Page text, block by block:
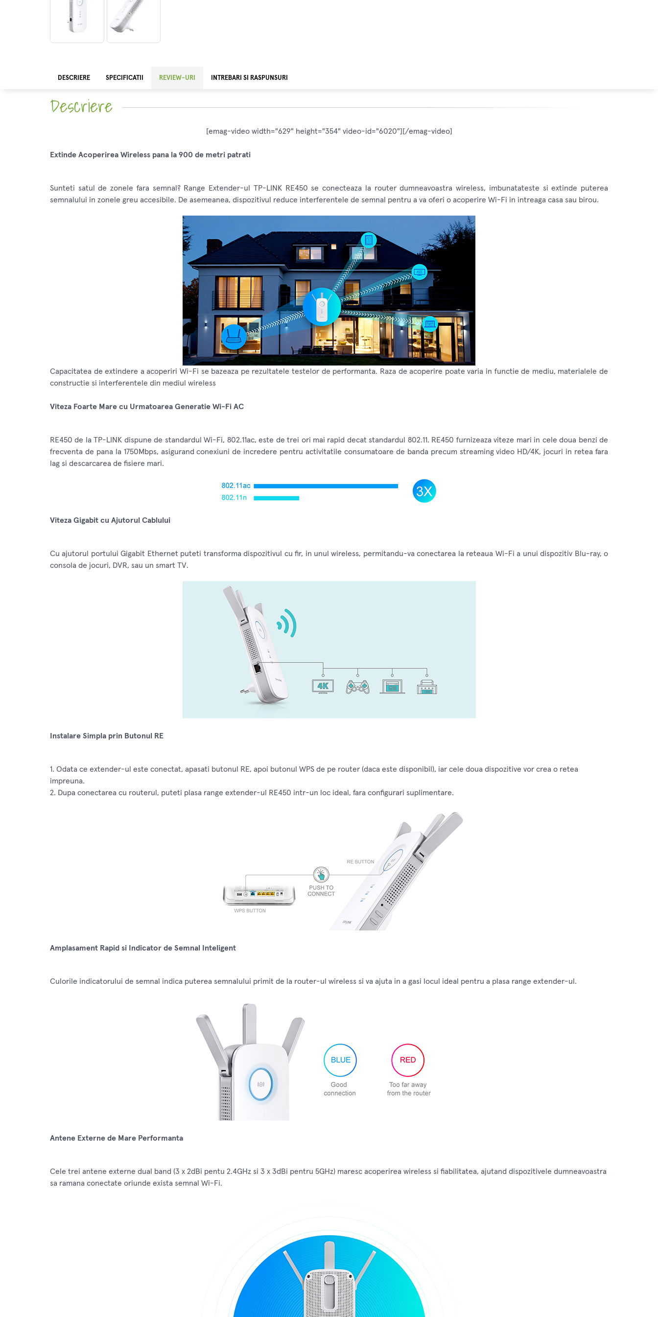
DESCRIERE SPECIFICATII REVIEW-URI INTREBARI SI RASPUNSURI
Descriere
[emag-video width="629" height="354" video-id="6020"][/emag-video]
Extinde Acoperirea Wireless pana la 900 de metri patrati
Sunteti satul de zonele fara semnal? Range Extender-ul TP-LINK RE450 se conecteaza la router dumneavoastra wireless, imbunatateste si extinde puterea
semnalului in zonele greu accesibile. De asemeanea, dispozitivul reduce interferentele de semnal pentru a va oferi o acoperire Wi-Fi in intreaga casa sau birou.
Capacitatea de extindere a acoperiri Wi-Fi se bazeaza pe rezultatele testelor de performanta. Raza de acoperire poate varia in functie de mediu, materialele de
constructie si interferentele din mediul wireless
Viteza Foarte Mare cu Urmatoarea Generatie Wi-Fi AC
RE450 de la TP-LINK dispune de standardul Wi-Fi, 802.11ac, este de trei ori mai rapid decat standardul 802.11. RE450 furnizeaza viteze mari in cele doua benzi de
frecventa de pana la 1750Mbps, asigurand conexiuni de incredere pentru activitatile consumatoare de banda precum streaming video HD/4K, jocuri in retea fara
lag si descarcarea de fisiere mari.
Viteza Gigabit cu Ajutorul Cablului
Cu ajutorul portului Gigabit Ethernet puteti transforma dispozitivul cu fir, in unul wireless, permitandu-va conectarea la reteaua Wi-Fi a unui dispozitiv Blu-ray, o
consola de jocuri, DVR, sau un smart TV.
Instalare Simpla prin Butonul RE
1. Odata ce extender-ul este conectat, apasati butonul RE, apoi butonul WPS de pe router (daca este disponibil), iar cele doua dispozitive vor crea o retea
impreuna.
2. Dupa conectarea cu routerul, puteti plasa range extender-ul RE450 intr-un loc ideal, fara configurari suplimentare.
Amplasament Rapid si Indicator de Semnal Inteligent
Culorile indicatorului de semnal indica puterea semnalului primit de la router-ul wireless si va ajuta in a gasi locul ideal pentru a plasa range extender-ul.
Antene Externe de Mare Performanta
Cele trei antene externe dual band (3 x 2dBi pentu 2.4GHz si 3 x 3dBi pentru 5GHz) maresc acoperirea wireless si fiabilitatea, ajutand dispozitivele dumneavoastra
sa ramana conectate oriunde exista semnal Wi-Fi.